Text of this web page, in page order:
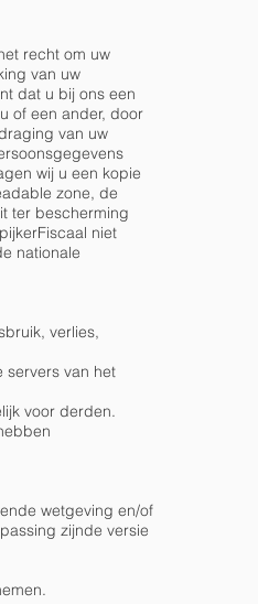
recht om uw
van uw
dat u bij ons een
of een ander, door
van uw
wij u een kopie
zone, de
ter bescherming
niet
nationale
verlies,
servers van het
voor derden.
wetgeving en/of
zijnde versie